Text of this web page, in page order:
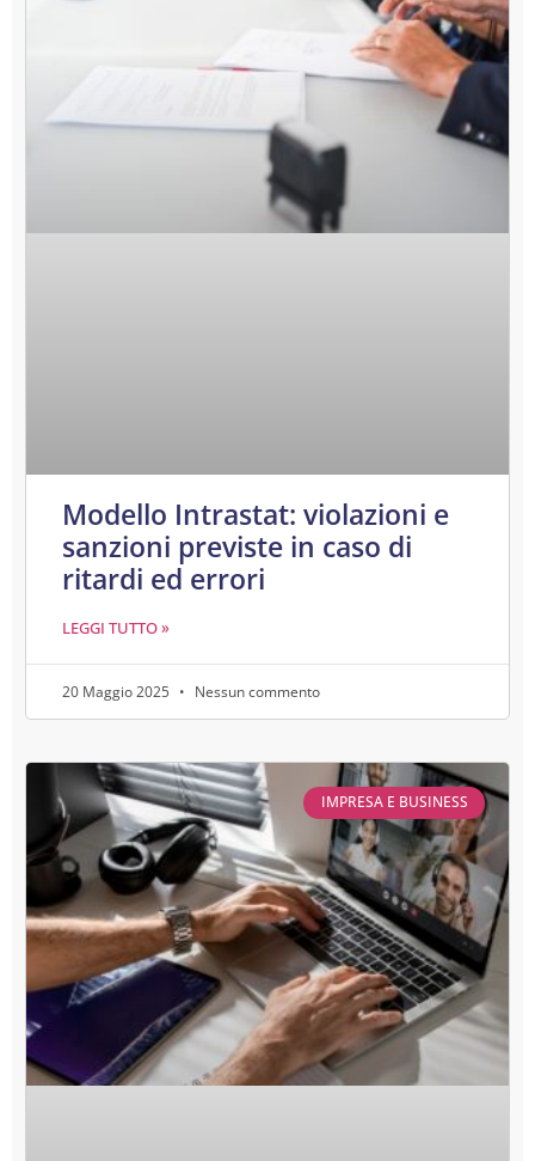
Modello Intrastat: violazioni e
sanzioni previste in caso di
ritardi ed errori
LEGGI TUTTO »
20 Maggio 2025 Nessun commento
IMPRESA E BUSINESS